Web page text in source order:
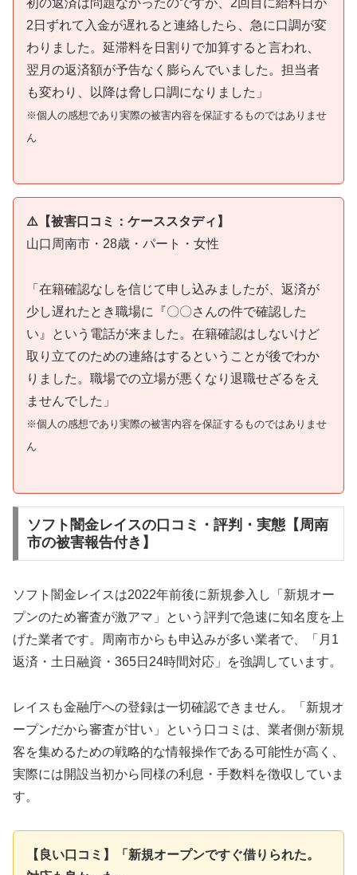
2日ずれて入金が遅れると連絡したら、急に口調が変
わりました。延滞料を日割りで加算すると言われ、
翌月の返済額が予告なく膨らんでいました。担当者
も変わり、以降は脅し口調になりました」
※個人の感想であり実際の被害内容を保証するものではありませ
ん
⚠️【被害口コミ：ケーススタディ】
山口周南市・28歳・パート・女性
「在籍確認なしを信じて申し込みましたが、返済が
少し遅れたとき職場に『〇〇さんの件で確認した
い』という電話が来ました。在籍確認はしないけど
取り立てのための連絡はするということが後でわか
りました。職場での立場が悪くなり退職せざるをえ
ませんでした」
※個人の感想であり実際の被害内容を保証するものではありませ
ん
ソフト闇金レイスの口コミ・評判・実態【周南
市の被害報告付き】
ソフト闇金レイスは2022年前後に新規参入し「新規オー
プンのため審査が激アマ」という評判で急速に知名度を上
げた業者です。周南市からも申込みが多い業者で、「月1
返済・土日融資・365日24時間対応」を強調しています。
レイスも金融庁への登録は一切確認できません。「新規オ
ープンだから審査が甘い」という口コミは、業者側が新規
客を集めるための戦略的な情報操作である可能性が高く、
実際には開設当初から同様の利息・手数料を徴収していま
す。
【良い口コミ】「新規オープンですぐ借りられた。